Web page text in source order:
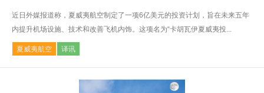
近日外媒报道称，夏威夷航空制定了一项6亿美元的投资计划，旨在未来五年
内提升机场设施、技术和改善飞机内饰。这项名为“卡胡瓦伊夏威夷投...
夏威夷航空 译讯